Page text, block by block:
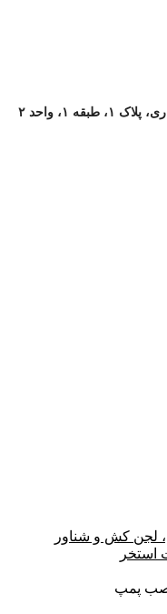
۱، واحد ۲
کش و شناور
استخر
پمپ